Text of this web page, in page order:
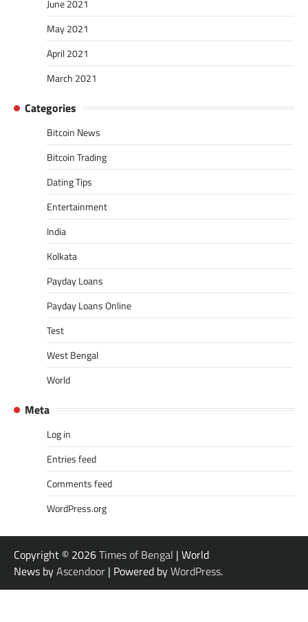
June 2021
May 2021
April 2021
March 2021
Categories
Bitcoin News
Bitcoin Trading
Dating Tips
Entertainment
India
Kolkata
Payday Loans
Payday Loans Online
Test
West Bengal
World
Meta
Log in
Entries feed
Comments feed
WordPress.org
Copyright © 2026Times of Bengal | World
News byAscendoor | Powered byWordPress.